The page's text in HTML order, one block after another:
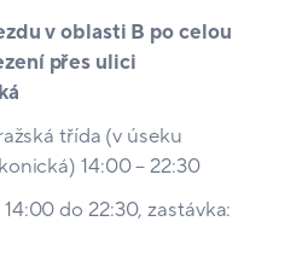
v oblasti B po celou
přes ulici
třída (v úseku
14:00 – 22:30
do 22:30, zastávka: